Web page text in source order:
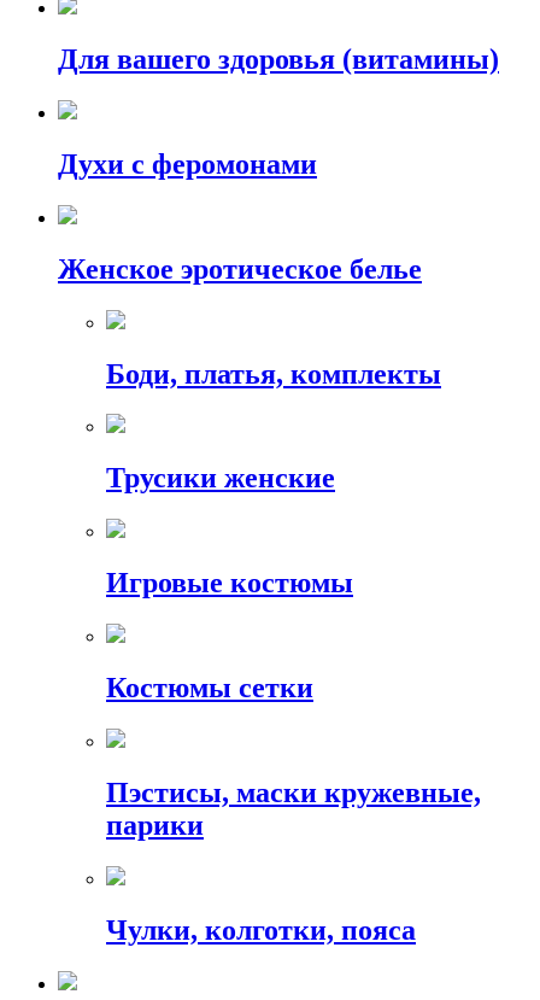
Для вашего здоровья (витамины)
Духи с феромонами
Женское эротическое белье
Боди, платья, комплекты
Трусики женские
Игровые костюмы
Костюмы сетки
Пэстисы, маски кружевные,
парики
Чулки, колготки, пояса